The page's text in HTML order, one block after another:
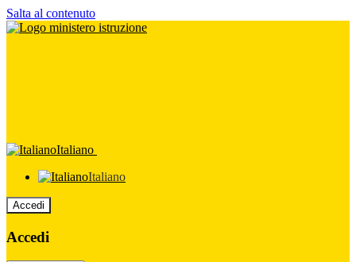
Salta al contenuto
Italiano
Italiano
Accedi
Accedi